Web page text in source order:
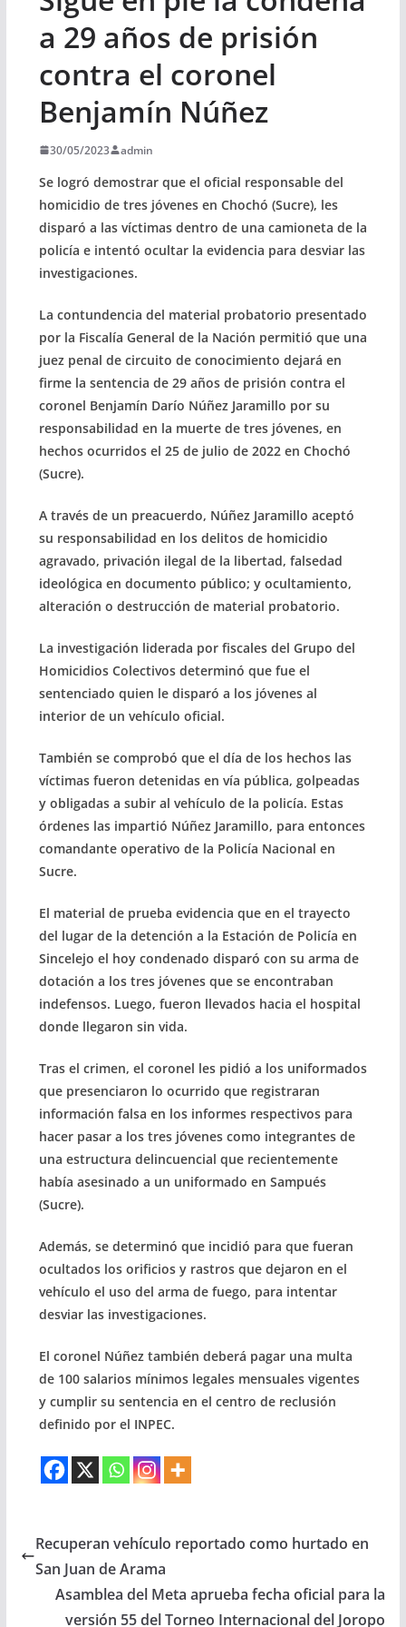
a 29 años de prisión
contra el coronel
Benjamín Núñez
30/05/2023 admin
Se logró demostrar que el oficial responsable del
homicidio de tres jóvenes en Chochó (Sucre), les
disparó a las víctimas dentro de una camioneta de la
policía e intentó ocultar la evidencia para desviar las
investigaciones.
La contundencia del material probatorio presentado
por la Fiscalía General de la Nación permitió que una
juez penal de circuito de conocimiento dejará en
firme la sentencia de 29 años de prisión contra el
coronel Benjamín Darío Núñez Jaramillo por su
responsabilidad en la muerte de tres jóvenes, en
hechos ocurridos el 25 de julio de 2022 en Chochó
(Sucre).
A través de un preacuerdo, Núñez Jaramillo aceptó
su responsabilidad en los delitos de homicidio
agravado, privación ilegal de la libertad, falsedad
ideológica en documento público; y ocultamiento,
alteración o destrucción de material probatorio.
La investigación liderada por fiscales del Grupo del
Homicidios Colectivos determinó que fue el
sentenciado quien le disparó a los jóvenes al
interior de un vehículo oficial.
También se comprobó que el día de los hechos las
víctimas fueron detenidas en vía pública, golpeadas
y obligadas a subir al vehículo de la policía. Estas
órdenes las impartió Núñez Jaramillo, para entonces
comandante operativo de la Policía Nacional en
Sucre.
El material de prueba evidencia que en el trayecto
del lugar de la detención a la Estación de Policía en
Sincelejo el hoy condenado disparó con su arma de
dotación a los tres jóvenes que se encontraban
indefensos. Luego, fueron llevados hacia el hospital
donde llegaron sin vida.
Tras el crimen, el coronel les pidió a los uniformados
que presenciaron lo ocurrido que registraran
información falsa en los informes respectivos para
hacer pasar a los tres jóvenes como integrantes de
una estructura delincuencial que recientemente
había asesinado a un uniformado en Sampués
(Sucre).
Además, se determinó que incidió para que fueran
ocultados los orificios y rastros que dejaron en el
vehículo el uso del arma de fuego, para intentar
desviar las investigaciones.
El coronel Núñez también deberá pagar una multa
de 100 salarios mínimos legales mensuales vigentes
y cumplir su sentencia en el centro de reclusión
definido por el INPEC.
Recuperan vehículo reportado como hurtado en
San Juan de Arama
Asamblea del Meta aprueba fecha oficial para la
versión 55 del Torneo Internacional del Joropo